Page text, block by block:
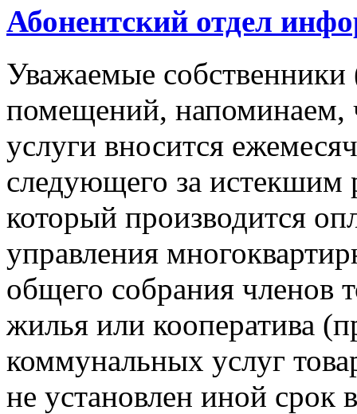
Абонентский отдел
Уважаемые
помещений, напоминаем,
услуги вносится
следующего за истекшим
который производится
управления
общего собрания членов
жилья или кооператива
коммунальных услуг
не установлен иной срок